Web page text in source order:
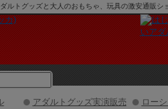
トグッズと大人のおもちゃ、玩具の激安通販シ
アダルトグッズ実演販売 ロー